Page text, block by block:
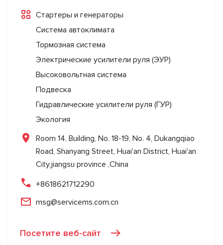
Стартеры и генераторы
Система автоклимата
Тормозная система
Электрические усилители руля (ЭУР)
Высоковольтная система
Подвеска
Гидравлические усилители руля (ГУР)
Экология
Room 14, Building, No. 18-19, No. 4, Dukangqiao
Road, Shanyang Street, Huai'an District, Huai'an
City,jiangsu province ,China
+8618621712290
msg@servicems.com.cn
Посетите веб-сайт